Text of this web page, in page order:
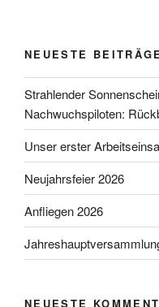
NEUESTE
Strahlender
Nachwuchspiloten:
Unser erster
Neujahrsfeier 2026
Anfliegen 2026
NEUESTE